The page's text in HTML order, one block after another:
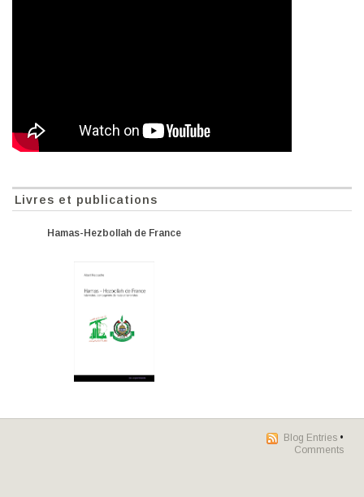
Livres et publications
Hamas-Hezbollah de France
Blog Entries •
Comments